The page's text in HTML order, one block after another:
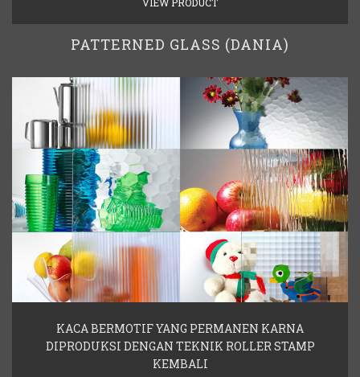
VIEW PRODUCT
PATTERNED GLASS (DANIA)
KACA BERMOTIF YANG PERMANEN KARNA
DIPRODUKSI DENGAN TEKNIK ROLLER STAMP
KEMBALI